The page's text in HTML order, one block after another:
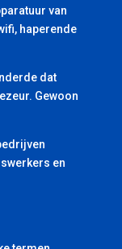
van
haperende
dat
Gewoon
en